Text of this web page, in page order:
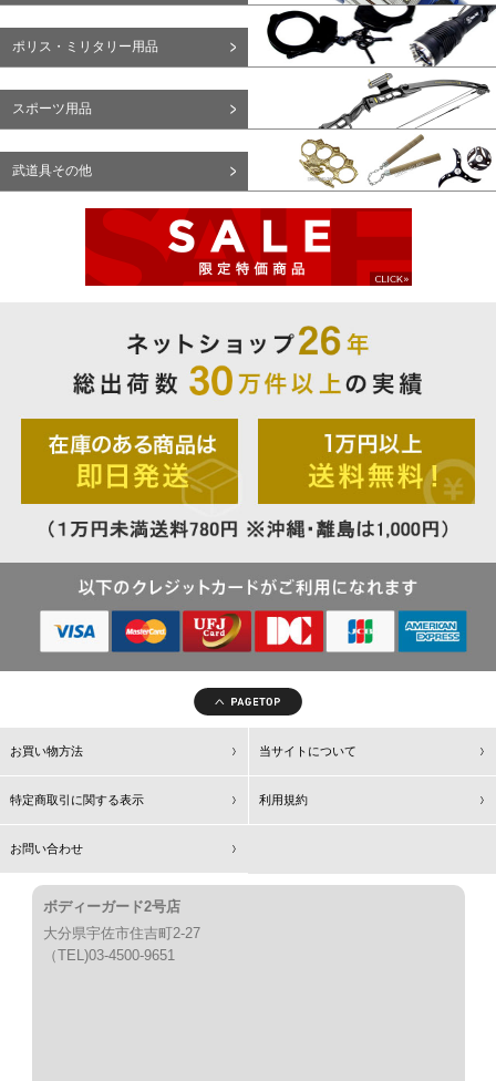
ポリス・ミリタリー用品
スポーツ用品
武道具その他
お買い物方法 当サイトについて
特定商取引に関する表示 利用規約
お問い合わせ
ボディーガード2号店
大分県宇佐市住吉町2-27
（TEL)03-4500-9651